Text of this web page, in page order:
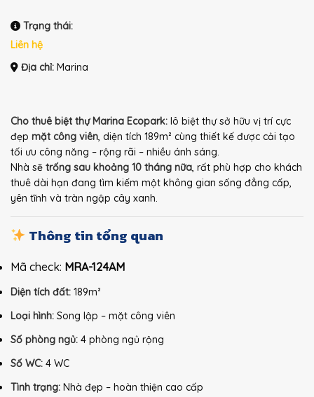
Trạng thái:
Liên hệ
Địa chỉ: Marina
Cho thuê biệt thự Marina Ecopark: lô biệt thự sở hữu vị trí cực
đẹp mặt công viên, diện tích 189m² cùng thiết kế được cải tạo
tối ưu công năng – rộng rãi – nhiều ánh sáng.
Nhà sẽ trống sau khoảng 10 tháng nữa, rất phù hợp cho khách
thuê dài hạn đang tìm kiếm một không gian sống đẳng cấp,
yên tĩnh và tràn ngập cây xanh.
Thông tin tổng quan
Mã check: MRA-124AM
Diện tích đất: 189m²
Loại hình: Song lập – mặt công viên
Số phòng ngủ: 4 phòng ngủ rộng
Số WC: 4 WC
Tình trạng: Nhà đẹp – hoàn thiện cao cấp